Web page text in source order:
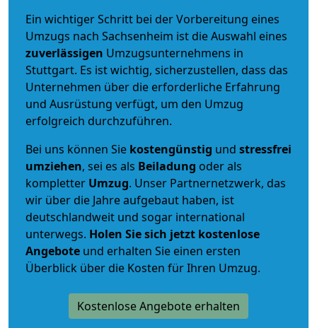
Ein wichtiger Schritt bei der Vorbereitung eines
Umzugs nach Sachsenheim ist die Auswahl eines
zuverlässigen Umzugsunternehmens in
Stuttgart. Es ist wichtig, sicherzustellen, dass das
Unternehmen über die erforderliche Erfahrung
und Ausrüstung verfügt, um den Umzug
erfolgreich durchzuführen.
Bei uns können Sie kostengünstig und stressfrei
umziehen, sei es als Beiladung oder als
kompletter Umzug. Unser Partnernetzwerk, das
wir über die Jahre aufgebaut haben, ist
deutschlandweit und sogar international
unterwegs. Holen Sie sich jetzt kostenlose
Angebote und erhalten Sie einen ersten
Überblick über die Kosten für Ihren Umzug.
Kostenlose Angebote erhalten